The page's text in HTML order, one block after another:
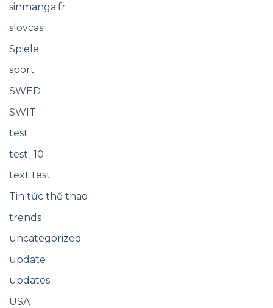
sinmanga.fr
slovcas
Spiele
sport
SWED
SWIT
test
test_10
text test
Tin tức thể thao
trends
uncategorized
update
updates
USA